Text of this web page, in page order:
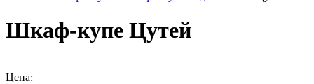
Шкаф-купе Цутей
Цена: